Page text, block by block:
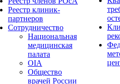
Реестр клиник-
партнеров
Сотрудничество
Национальная
медицинская
палата
OIA
Общество
врачей России